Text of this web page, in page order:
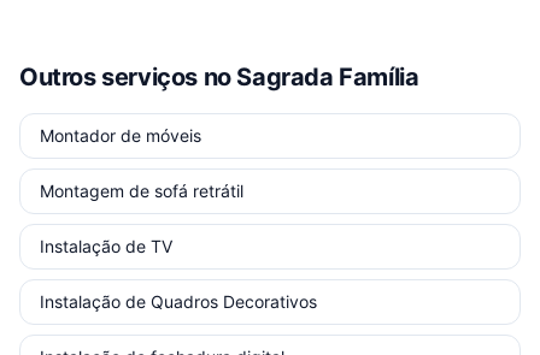
Outros serviços no Sagrada Família
Montador de móveis
Montagem de sofá retrátil
Instalação de TV
Instalação de Quadros Decorativos